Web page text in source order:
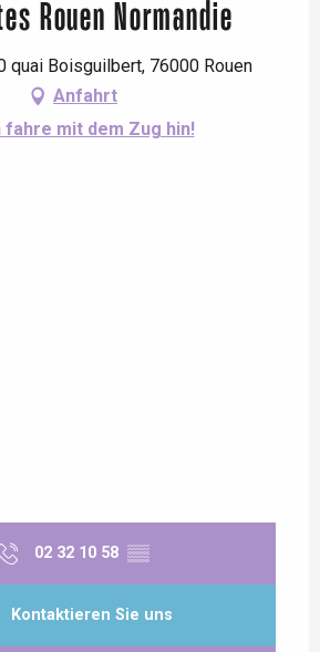
Rouen Normandie
quai Boisguilbert, 76000 Rouen
Anfahrt
fahre mit dem Zug hin!
02 32 10 58 ▒▒
Kontaktieren Sie uns